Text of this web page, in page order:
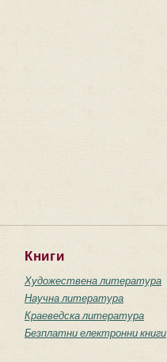
Книги
Художествена литература
Научна литература
Краеведска литература
Безплатни електронни книги